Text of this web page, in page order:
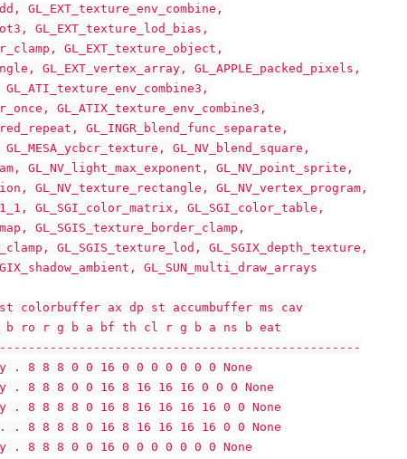
GL_EXT_texture_env_combine,
GL_EXT_texture_lod_bias,
GL_EXT_texture_object,
GL_EXT_vertex_array, GL_APPLE_packed_pixels,
GL_ATIX_texture_env_combine3,
GL_INGR_blend_func_separate,
GL_NV_blend_square,
GL_NV_light_max_exponent, GL_NV_point_sprite,
GL_NV_texture_rectangle, GL_NV_vertex_program,
GL_SGI_color_matrix, GL_SGI_color_table,
GL_SGIS_texture_border_clamp,
GL_SGIS_texture_lod, GL_SGIX_depth_texture,
GL_SUN_multi_draw_arrays
ax dp st accumbuffer ms cav
ro r g b a bf th cl r g b a ns b eat
. 8 8 8 0 0 16 0 0 0 0 0 0 0 None
. 8 8 8 0 0 16 8 16 16 16 0 0 0 None
. 8 8 8 8 0 16 8 16 16 16 16 0 0 None
. 8 8 8 8 0 16 8 16 16 16 16 0 0 None
. 8 8 8 0 0 16 0 0 0 0 0 0 0 None